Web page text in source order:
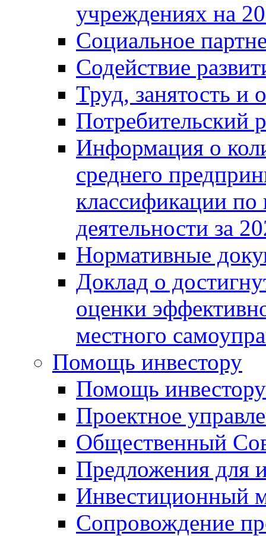
учреждениях на
Социальное
Содействие
Труд, занятость и
Потребительский
Информация о
среднего
классификации
деятельности за
Нормативные
Доклад о
оценки
местного
Помощь инвестору
Помощь инвестору
Проектное
Общественный
Предложения для
Инвестиционный
Сопровождение